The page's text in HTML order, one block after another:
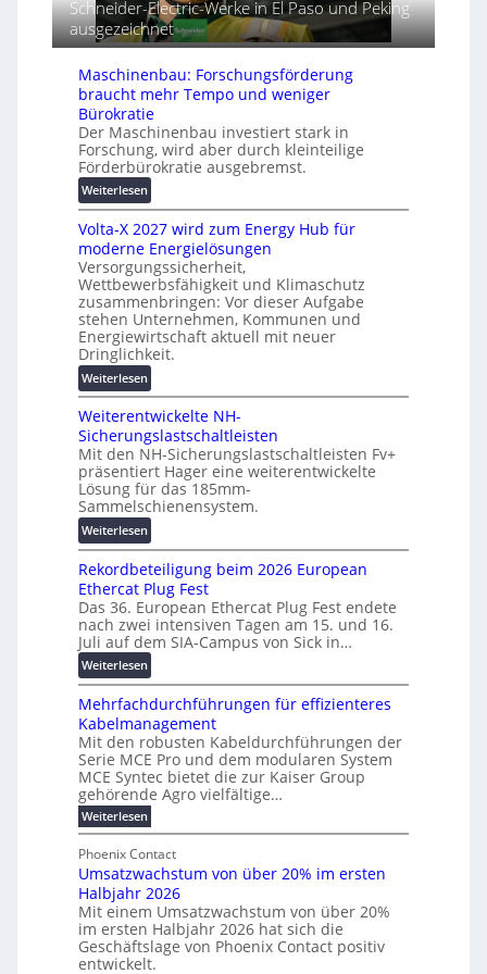
A
u
t
o
m
a
t
i
s
i
e
r
u
n
g
s
l
ö
s
u
n
g
e
n
r
i
a
r
e
i
h
e
d
t
G
e
r
ä
t
e
c
h
u
t
z
u
n
d
d
i
g
i
t
a
l
e
T
r
a
n
s
p
a
r
e
n
z
Schneider-Electric-Werke in El Paso und Peking
ausgezeichnet
Maschinenbau: Forschungsförderung
braucht mehr Tempo und weniger
Bürokratie
Der Maschinenbau investiert stark in
Forschung, wird aber durch kleinteilige
Förderbürokratie ausgebremst.
Weiterlesen:
M
a
s
c
h
i
n
e
n
b
u
:
F
o
r
s
c
h
u
n
g
s
f
ö
r
d
e
r
u
n
g
b
r
a
u
c
h
t
Volta-X 2027 wird zum Energy Hub für
moderne Energielösungen
Versorgungssicherheit,
Wettbewerbsfähigkeit und Klimaschutz
zusammenbringen: Vor dieser Aufgabe
stehen Unternehmen, Kommunen und
Energiewirtschaft aktuell mit neuer
Dringlichkeit.
Weiterlesen:
V
o
l
t
a
-
X
2
0
2
7
w
i
r
d
z
u
m
E
n
e
r
g
u
b
f
ü
r
Weiterentwickelte NH-
Sicherungslastschaltleisten
Mit den NH-Sicherungslastschaltleisten Fv+
präsentiert Hager eine weiterentwickelte
Lösung für das 185mm-
Sammelschienensystem.
Weiterlesen:
W
e
i
t
e
r
e
n
t
w
i
c
k
e
l
e
N
H
-
S
i
Rekordbeteiligung beim 2026 European
Ethercat Plug Fest
Das 36. European Ethercat Plug Fest endete
nach zwei intensiven Tagen am 15. und 16.
Juli auf dem SIA-Campus von Sick in…
Weiterlesen:
R
e
k
o
r
d
b
e
t
e
i
l
i
g
u
Mehrfachdurchführungen für effizienteres
Kabelmanagement
Mit den robusten Kabeldurchführungen der
Serie MCE Pro und dem modularen System
MCE Syntec bietet die zur Kaiser Group
gehörende Agro vielfältige…
Weiterlesen:
M
h
r
f
a
c
h
d
u
Phoenix Contact
Umsatzwachstum von über 20% im ersten
Halbjahr 2026
Mit einem Umsatzwachstum von über 20%
im ersten Halbjahr 2026 hat sich die
Geschäftslage von Phoenix Contact positiv
entwickelt.